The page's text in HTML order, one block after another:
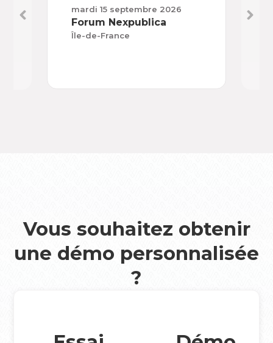
mardi 15 septembre 2026
Forum Nexpublica
Île-de-France
Vous souhaitez obtenir
une démo personnalisée
?